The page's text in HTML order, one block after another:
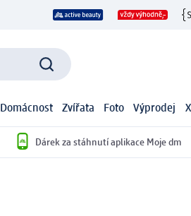
Domácnost Zvířata Foto Výprodej
Dárek za stáhnutí aplikace Moje dm